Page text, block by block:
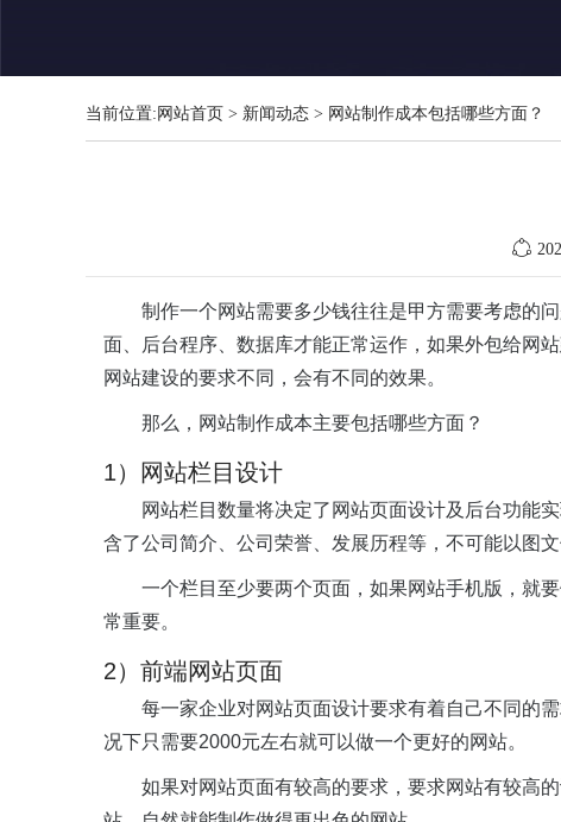
当前位置: 网站首页 > 新闻动态 > 网站制作成本包括哪些方面？
制作一个网站需要多少钱往往是甲方需要考虑的
面、后台程序、数据库才能正常运作，如果外包给网
网站建设的要求不同，会有不同的效果。
那么，网站制作成本主要包括哪些方面？
1）网站栏目设计
网站栏目数量将决定了网站页面设计及后台功能
含了公司简介、公司荣誉、发展历程等，不可能以图
一个栏目至少要两个页面，如果网站手机版，就
常重要。
2）前端网站页面
每一家企业对网站页面设计要求有着自己不同的
况下只需要2000元左右就可以做一个更好的网站。
如果对网站页面有较高的要求，要求网站有较高